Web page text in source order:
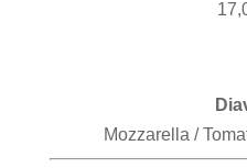
Mozzarella /